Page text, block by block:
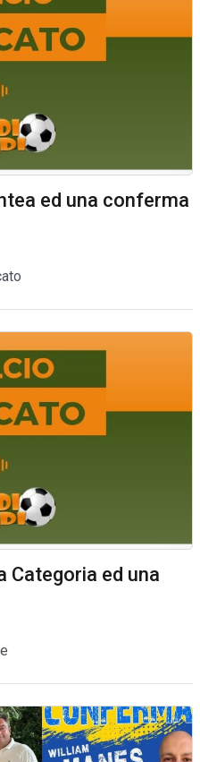
ed una conferma
Categoria ed una